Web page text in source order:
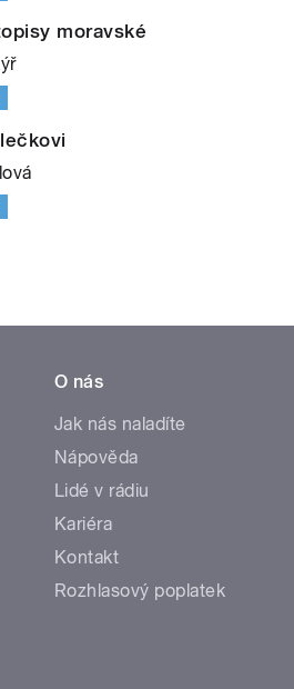
moravské
O nás
Jak nás naladíte
Nápověda
Lidé v rádiu
Kariéra
Kontakt
Rozhlasový poplatek